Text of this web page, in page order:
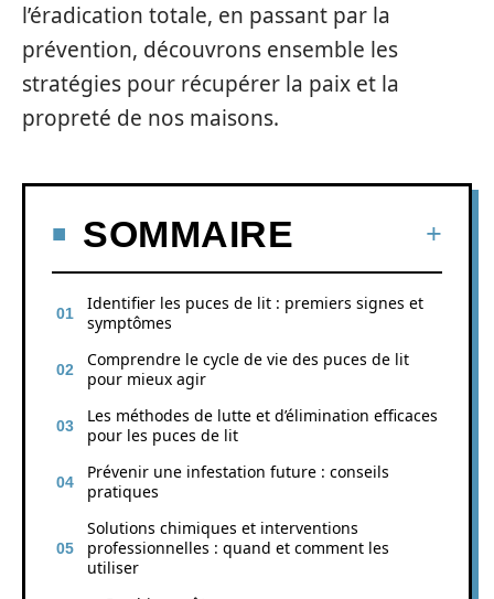
l’éradication totale, en passant par la
prévention, découvrons ensemble les
stratégies pour récupérer la paix et la
propreté de nos maisons.
SOMMAIRE
Identifier les puces de lit : premiers signes et
symptômes
Comprendre le cycle de vie des puces de lit
pour mieux agir
Les méthodes de lutte et d’élimination efficaces
pour les puces de lit
Prévenir une infestation future : conseils
pratiques
Solutions chimiques et interventions
professionnelles : quand et comment les
utiliser